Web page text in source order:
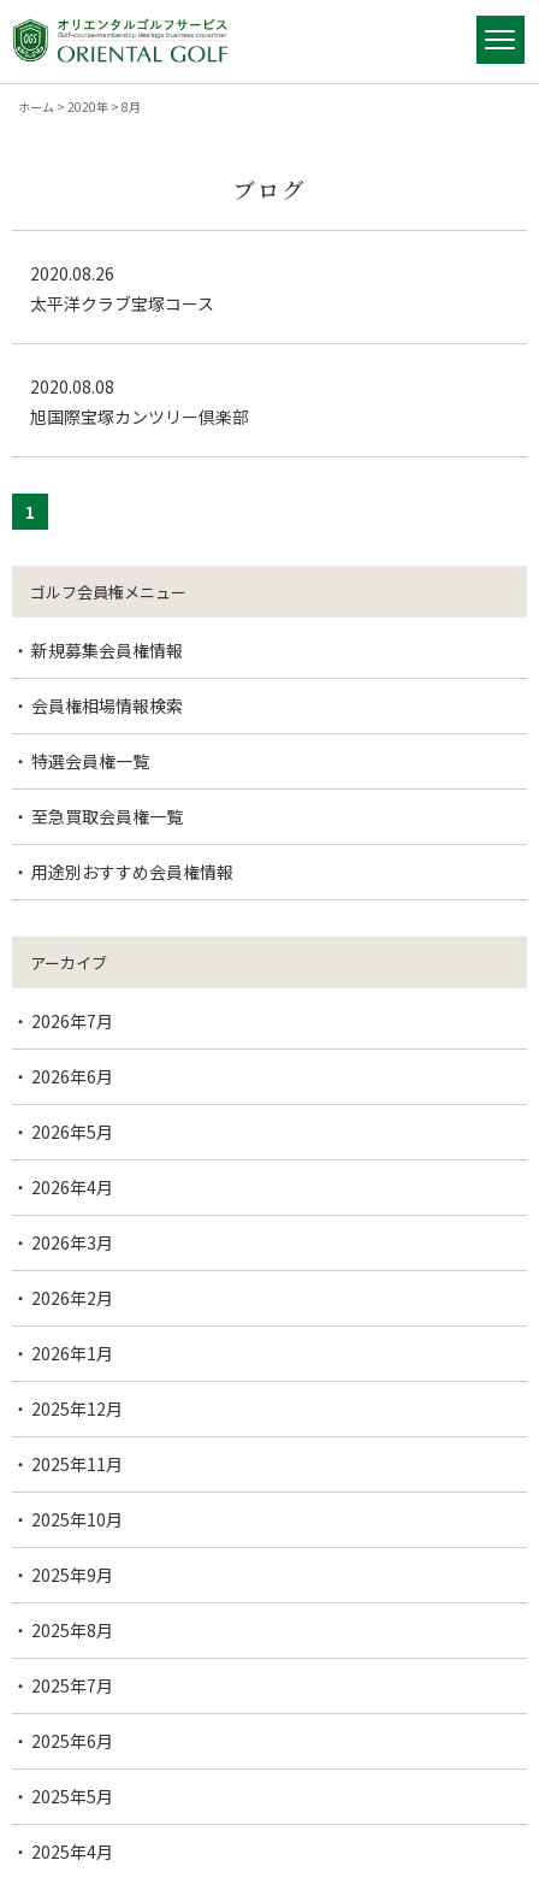
ホーム > 2020年 > 8月
ブログ
2020.08.26
太平洋クラブ宝塚コース
2020.08.08
旭国際宝塚カンツリー倶楽部
1
ゴルフ会員権メニュー
新規募集会員権情報
会員権相場情報検索
特選会員権一覧
至急買取会員権一覧
用途別おすすめ会員権情報
アーカイブ
2026年7月
2026年6月
2026年5月
2026年4月
2026年3月
2026年2月
2026年1月
2025年12月
2025年11月
2025年10月
2025年9月
2025年8月
2025年7月
2025年6月
2025年5月
2025年4月